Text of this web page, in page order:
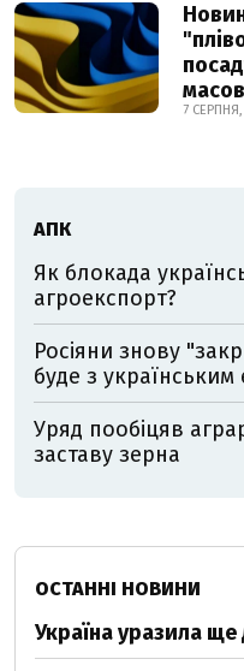
7
АПК
Як блокада
агроекспорт?
Росіяни знову
буде з
Уряд пообіцяв
заставу зерна
ОСТАННІ НОВИНИ
Україна уразила ще